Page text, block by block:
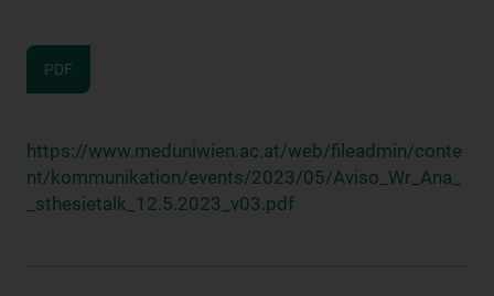
PDF
https://www.meduniwien.ac.at/web/fileadmin/conte
nt/kommunikation/events/2023/05/Aviso_Wr_Ana_
_sthesietalk_12.5.2023_v03.pdf